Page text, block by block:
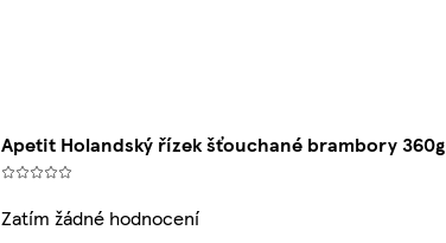
Apetit Holandský řízek šťouchané brambory 360g
Zatím žádné hodnocení